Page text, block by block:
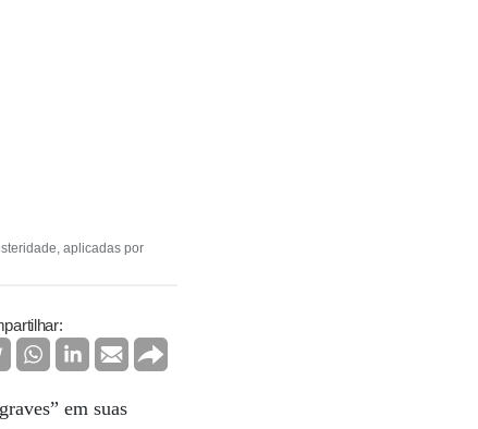
aplicadas por
em suas